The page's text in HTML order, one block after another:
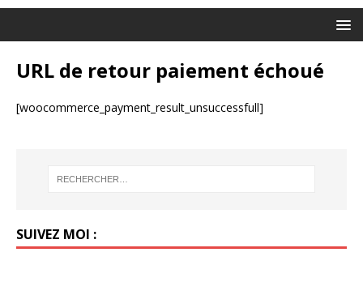
URL de retour paiement échoué
[woocommerce_payment_result_unsuccessfull]
SUIVEZ MOI :